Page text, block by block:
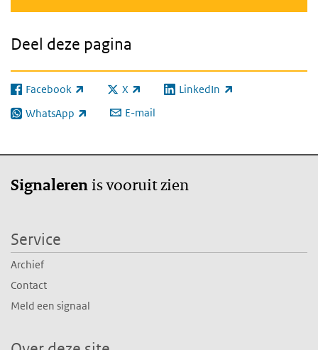
Deel deze pagina
Facebook
(externe link) X
(externe link) LinkedIn
(externe link)
WhatsApp
(externe link) E-mail
Signalerenis vooruit zien
Service
Archief
Contact
Meld een signaal